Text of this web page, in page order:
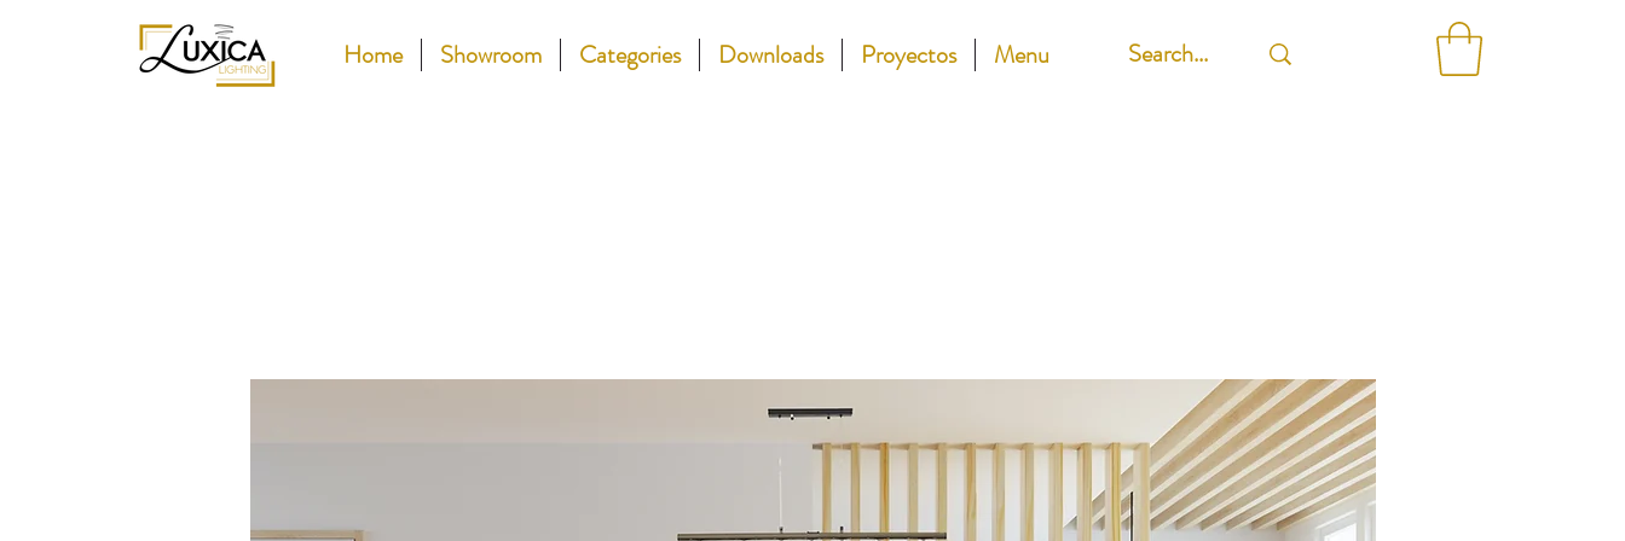
Home Showroom Categories Downloads Proyectos Menu